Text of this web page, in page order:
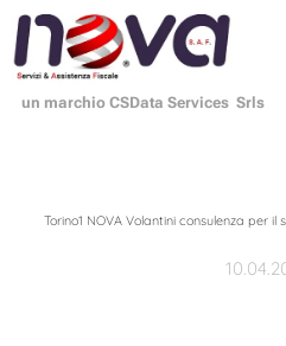
un marchio CSData Services Srls
Torino1 NOVA Volantini consulenza per